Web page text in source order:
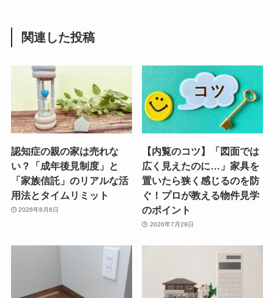
関連した投稿
認知症の親の家は売れな
い？「成年後見制度」と
「家族信託」のリアルな活
用法とタイムリミット
2026年8月6日
【内覧のコツ】「図面では
広く見えたのに…」家具を
置いたら狭く感じるのを防
ぐ！プロが教える物件見学
のポイント
2026年7月29日